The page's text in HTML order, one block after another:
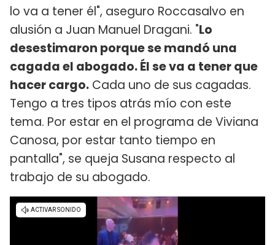
lo va a tener él", aseguro Roccasalvo en
alusión a Juan Manuel Dragani. "Lo
desestimaron porque se mandó una
cagada el abogado. Él se va a tener que
hacer cargo. Cada uno de sus cagadas.
Tengo a tres tipos atrás mío con este
tema. Por estar en el programa de Viviana
Canosa, por estar tanto tiempo en
pantalla", se queja Susana respecto al
trabajo de su abogado.